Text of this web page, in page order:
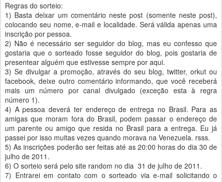
Regras do sorteio:
1) Basta deixar um comentário neste post (somente neste post),
colocando seu nome, e-mail e localidade. Será válida apenas uma
inscrição por pessoa.
2) Não é necessário ser seguidor do blog, mas eu confesso que
gostaria que o sorteado fosse seguidor do blog, pois gostaria de
presentear alguém que estivesse sempre por aqui.
3) Se divulgar a promoção, através do seu blog, twitter, orkut ou
facebook, deixe outro comentário informando, que você receberá
mais um número por canal divulgado (exceção esta à regra
número 1).
4) A pessoa deverá ter endereço de entrega no Brasil. Para as
amigas que moram fora do Brasil, podem passar o endereço de
um parente ou amigo que resida no Brasil para a entrega. Eu já
passei por isso muitas vezes quando morava na Venezuela. rsss.
5) As inscrições poderão ser feitas até as 20:00 horas do dia 30 de
julho de 2011.
6) O sorteio será pelo site random no dia 31 de julho de 2011.
7) Entrarei em contato com o sorteado via e-mail solicitando o